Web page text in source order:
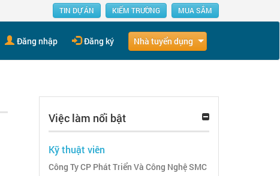
TIN DỰ ÁN KIẾM TRƯỜNG MUA SẮM
Đăng nhập Đăng ký Nhà tuyển dụng
Việc làm nổi bật
Kỹ thuật viên
Công Ty CP Phát Triển Và Công Nghệ SMC